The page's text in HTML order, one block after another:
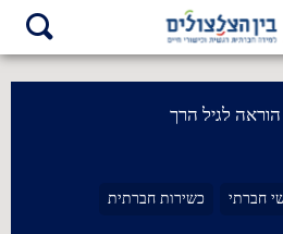
הוראה לגיל הרך
חברתי כשירות חברתית